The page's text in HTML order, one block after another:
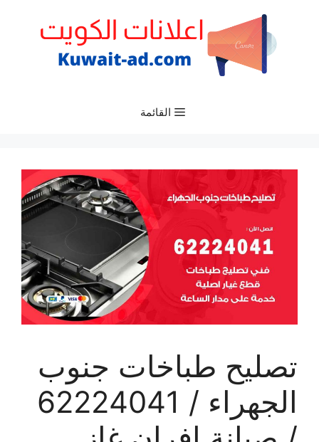
القائمة
تصليح طباخات جنوب
الجهراء / 62224041